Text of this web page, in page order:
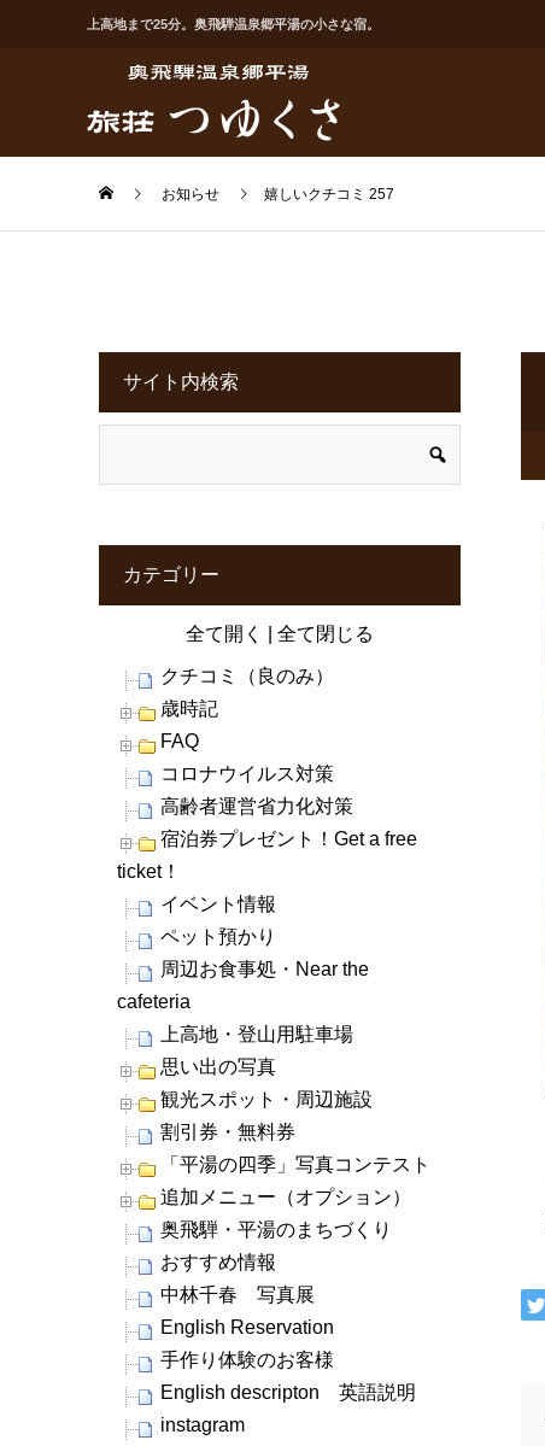
上高地まで25分。奥飛騨温泉郷平湯の小さな宿。
お知らせ 嬉しいクチコミ 257
サイト内検索
カテゴリー
全て開く 全て閉じる
クチコミ（良のみ）
歳時記
FAQ
コロナウイルス対策
高齢者運営省力化対策
宿泊券プレゼント！Get a free
ticket！
イベント情報
ペット預かり
周辺お食事処・Near the
cafeteria
上高地・登山用駐車場
思い出の写真
観光スポット・周辺施設
割引券・無料券
「平湯の四季」写真コンテスト
追加メニュー（オプション）
奥飛騨・平湯のまちづくり
おすすめ情報
中林千春 写真展
English Reservation
手作り体験のお客様
English descripton 英語説明
instagram